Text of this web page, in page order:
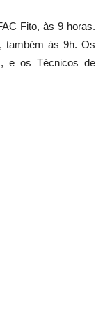
Fito, às 9 horas.
também às 9h. Os
e os Técnicos de